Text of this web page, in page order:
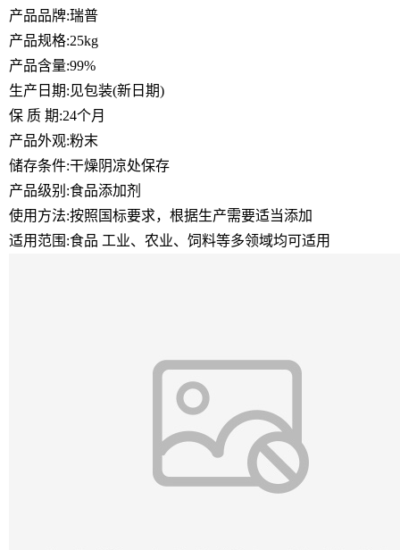
产品品牌:瑞普
产品规格:25kg
产品含量:99%
生产日期:见包装(新日期)
保 质 期:24个月
产品外观:粉末
储存条件:干燥阴凉处保存
产品级别:食品添加剂
使用方法:按照国标要求，根据生产需要适当添加
适用范围:食品 工业、农业、饲料等多领域均可适用